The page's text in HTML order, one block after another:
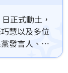
正式動土，
慧以及多位
發言人、新
己「有居中